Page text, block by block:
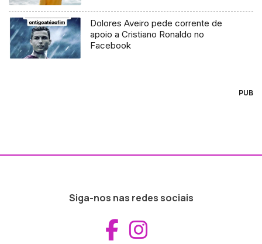
Dolores Aveiro pede corrente de
apoio a Cristiano Ronaldo no
Facebook
PUB
Siga-nos nas redes sociais
Aceder ao